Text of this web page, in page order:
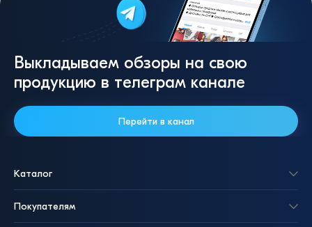
Выкладываем обзоры на свою
продукцию в телеграм канале
Перейти в канал
Каталог
Покупателям